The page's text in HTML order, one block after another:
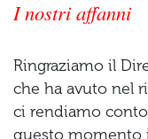
I nostri affanni
Ringraziamo il
che ha avuto nel
ci rendiamo
questo momento